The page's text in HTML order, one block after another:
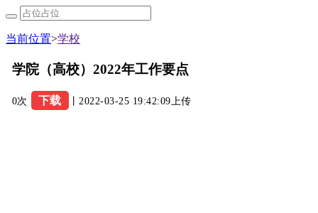
当前位置>学校
学院（高校）2022年工作要点
0次 下载 丨2022-03-25 19:42:09上传